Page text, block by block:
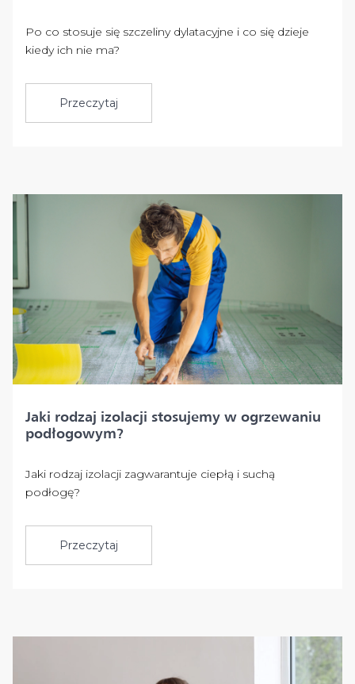
Po co stosuje się szczeliny dylatacyjne i co się dzieje
kiedy ich nie ma?
Przeczytaj
Jaki rodzaj izolacji stosujemy w ogrzewaniu
podłogowym?
Jaki rodzaj izolacji zagwarantuje ciepłą i suchą
podłogę?
Przeczytaj